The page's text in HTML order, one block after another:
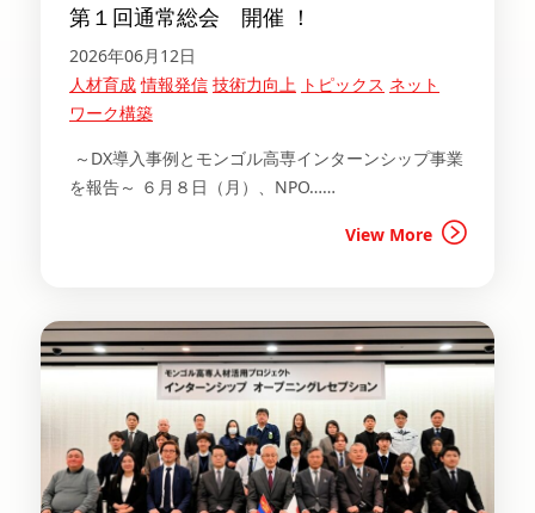
第１回通常総会 開催 ！
2026年06月12日
人材育成 情報発信 技術力向上 トピックス ネット
ワーク構築
～DX導入事例とモンゴル高専インターンシップ事業
を報告～ ６月８日（月）、NPO……
View More